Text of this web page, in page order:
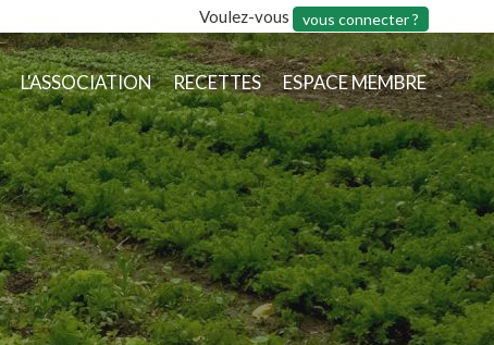
Voulez-vous vous connecter ?
L'ASSOCIATION RECETTES ESPACE MEMBRE